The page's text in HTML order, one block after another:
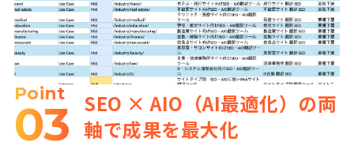
Point
03 SEO × AIO（AI最適化）の両
軸で成果を最大化